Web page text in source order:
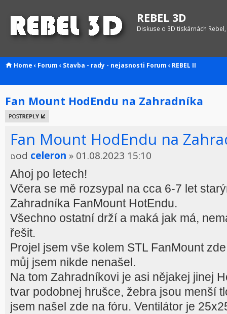
REBEL 3D
Diskuse o 3D tiskárnách
Home ‹ Forum ‹ Stavba - rady - nejasnosti Forum ‹ REBEL II
Fan Mount HodEndu na Zahradníka
Odeslat
odpověď
Fan Mount HodEndu na
od celeron » 01.08.2023 15:10
Ahoj po letech!
Včera se mě rozsypal na cca 6-7 let
Zahradníka FanMount HotEndu.
Všechno ostatní drží a maká jak má,
řešit.
Projel jsem vše kolem STL FanMount
můj jsem nikde nenašel.
Na tom Zahradníkovi je asi nějakej jinej
tvar podobnej hrušce, žebra jsou menší
jsem našel zde na fóru. Ventilátor je